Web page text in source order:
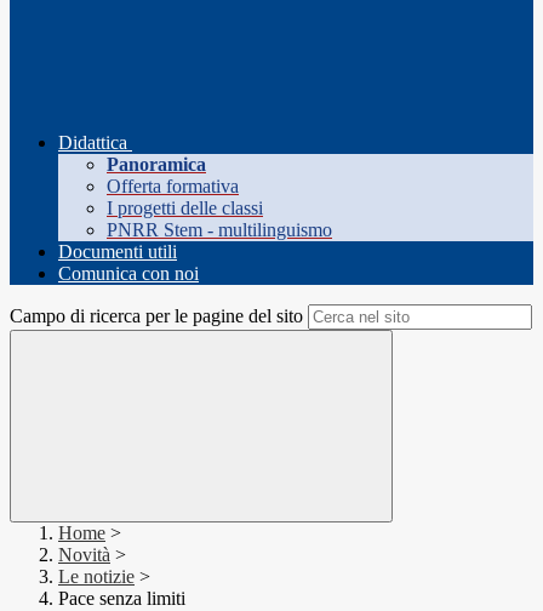
Didattica
Panoramica
Offerta formativa
I progetti delle classi
PNRR Stem - multilinguismo
Documenti utili
Comunica con noi
Campo di ricerca per le pagine del sito
Home >
Novità >
Le notizie >
Pace senza limiti